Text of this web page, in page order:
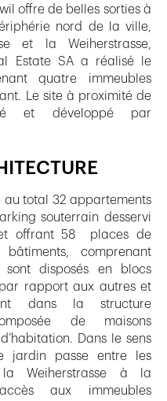
offre de belles sorties à
nord de la ville,
et la Weiherstrasse,
Estate SA a réalisé le
quatre immeubles
Le site à proximité de
et développé par
au total 32 appartements
souterrain desservi
et offrant 58 places de
comprenant
sont disposés en blocs
rapport aux autres et
dans la structure
de maisons
Dans le sens
jardin passe entre les
Weiherstrasse à la
aux immeubles